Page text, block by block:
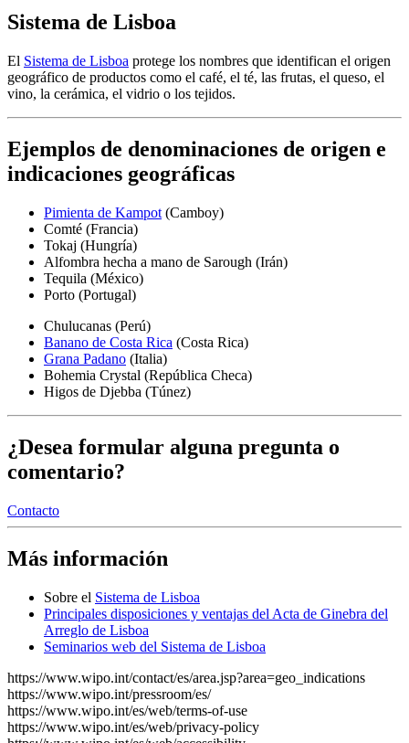
Sistema de Lisboa
El Sistema de Lisboa ​​​​​​​protege los nombres que identifican el origen
geográfico de productos como el café, el té, las frutas, el queso, el
vino, la cerámica, el vidrio o los tejidos.
Ejemplos de denominaciones de origen e
indicaciones geográficas
Pimienta de Kampot (Camboy)
Comté (Francia)
Tokaj (Hungría)
Alfombra hecha a mano de Sarough (Irán)
Tequila (México)
Porto (Portugal)
Chulucanas (Perú)
Banano de Costa Rica (Costa Rica)
Grana Padano (Italia)
Bohemia Crystal (República Checa)
Higos de Djebba (Túnez)
¿Desea formular alguna pregunta o
comentario?
Contacto
Más información
Sobre el ​​​​​​​ Sistema de Lisboa
Principales disposiciones y ventajas del Acta de Ginebra del
Arreglo de Lisboa
Seminarios web del Sistema de Lisboa
https://www.wipo.int/contact/es/area.jsp?area=geo_indications
https://www.wipo.int/pressroom/es/
https://www.wipo.int/es/web/terms-of-use
https://www.wipo.int/es/web/privacy-policy